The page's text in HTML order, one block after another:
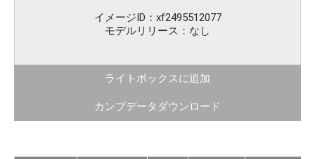
イメージID：xf2495512077
モデルリリース：なし
ライトボックスに追加
カンプデータダウンロード